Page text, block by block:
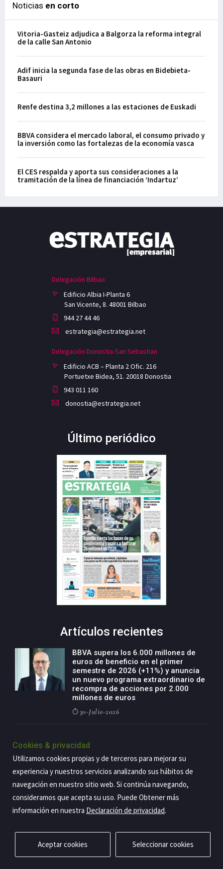
Noticias en corto
Vitoria-Gasteiz adjudica a Balgorza la reforma integral
de la calle San Antonio
Adif inicia la segunda fase de las obras en Bidebieta-
Basauri
Renfe destina 3,2 millones a las estaciones de Euskadi
BBVA considera el mercado laboral, el consumo privado y
la inversión como las fortalezas de la economía vasca
El CES respalda y aporta sus consideraciones a la
tramitación de la línea de financiación ‘Indartuz’
Delegación Bilbao
Edificio Albia I-Planta 6
San Vicente, 8. 48001 Bilbao
944 27 44 46
estrategia@estrategia.net
Delegación Donostia-San Sebastian
Edificio ACB – Planta 2 Ofic. 216
Portuetxe Bidea, 51. 20018 Donostia
943 011 160
donostia@estrategia.net
Último periódico
Artículos recientes
BBVA supera los 6.000 millones de
euros de beneficio en el primer
semestre de 2026 (+11%) y anuncia
un nuevo programa extraordinario de
recompra de acciones por 2.000
millones de euros
30-Julio-2026
negocio agro con un modelo global
de especialización presente en siete
países
29-Julio-2026
Privacidad Aviso legal Política de cookies Contacto RSS
Cookies & privacidad
Utilizamos cookies propias y de terceros para mejorar su
experiencia y nuestros servicios analizando sus hábitos de
navegación en nuestro sitio web. Si continúa navegando,
consideramos que acepta su uso. Puede Obtener más
información en nuestra Declaración de privacidad.
Aceptar cookies Seleccionar cookies